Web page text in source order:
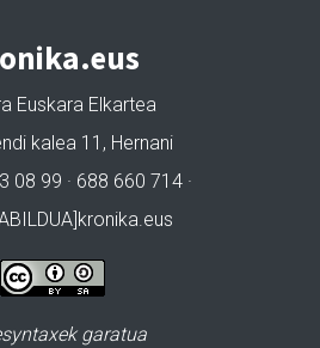
Euskara Elkartea
kalea 11, Hernani
08 99 · 688 660 714 ·
garatua